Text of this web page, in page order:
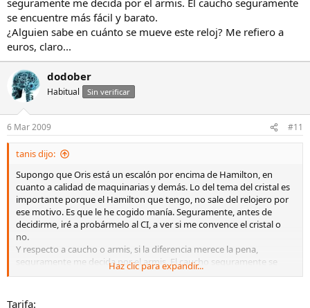
se encuentre más fácil y barato.
¿Alguien sabe en cuánto se mueve este reloj? Me refiero a
euros, claro...
dodober
Habitual Sin verificar
6 Mar 2009 #11
tanis dijo:
Supongo que Oris está un escalón por encima de Hamilton, en
cuanto a calidad de maquinarias y demás. Lo del tema del cristal es
importante porque el Hamilton que tengo, no sale del relojero por
ese motivo. Es que le he cogido manía. Seguramente, antes de
decidirme, iré a probármelo al CI, a ver si me convence el cristal o
no.
Y respecto a caucho o armis, si la diferencia merece la pena,
seguramente me decida por el armis. El caucho seguramente se
encuentre más fácil y barato.
claro...
Haz clic para expandir...
Tarifa: